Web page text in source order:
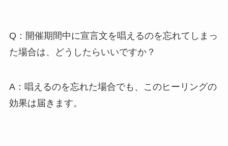
Q：開催期間中に宣言文を唱えるのを忘れてしまっ
た場合は、どうしたらいいですか？
A：唱えるのを忘れた場合でも、このヒーリングの
効果は届きます。